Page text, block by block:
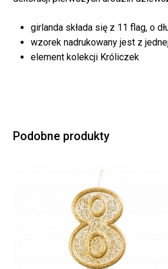
Brak
girlanda składa się z 11 flag, o
wzorek nadrukowany jest z
element kolekcji Króliczek
Podobne produkty